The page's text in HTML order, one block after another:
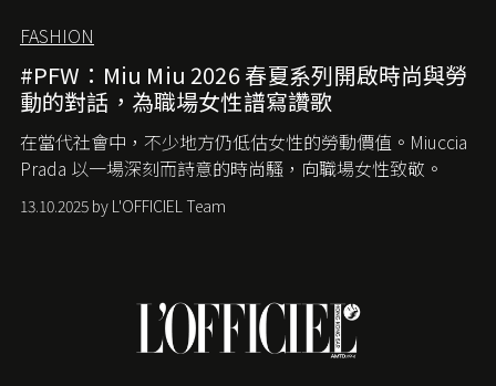
FASHION
#PFW：Miu Miu 2026 春夏系列開啟時尚與勞
動的對話，為職場女性譜寫讚歌
在當代社會中，不少地方仍低估女性的勞動價值。 Miuccia
Prada 以一場深刻而詩意的時尚騷，向職場女性致敬。
13.10.2025 by L'OFFICIEL Team